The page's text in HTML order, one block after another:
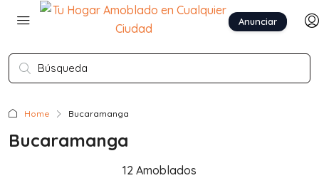
Anunciar
Home Bucaramanga
Bucaramanga
12 Amoblados